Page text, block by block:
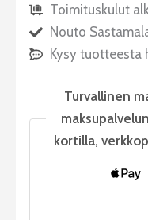
Toimituskulut
Nouto
Kysy tuotteesta
Turvallinen
kortilla,